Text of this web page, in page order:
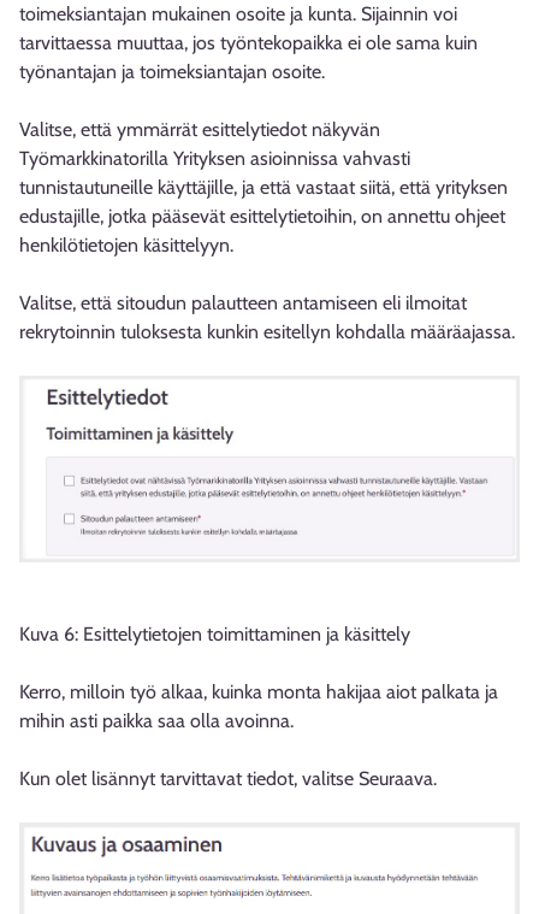
toimeksiantajan mukainen osoite ja kunta. Sijainnin voi
tarvittaessa muuttaa, jos työntekopaikka ei ole sama kuin
työnantajan ja toimeksiantajan osoite.
Valitse, että ymmärrät esittelytiedot näkyvän
Työmarkkinatorilla Yrityksen asioinnissa vahvasti
tunnistautuneille käyttäjille, ja että vastaat siitä, että yrityksen
edustajille, jotka pääsevät esittelytietoihin, on annettu ohjeet
henkilötietojen käsittelyyn.
Valitse, että sitoudun palautteen antamiseen eli ilmoitat
rekrytoinnin tuloksesta kunkin esitellyn kohdalla määräajassa.
Kuva 6: Esittelytietojen toimittaminen ja käsittely
Kerro, milloin työ alkaa, kuinka monta hakijaa aiot palkata ja
mihin asti paikka saa olla avoinna.
Kun olet lisännyt tarvittavat tiedot, valitse Seuraava.